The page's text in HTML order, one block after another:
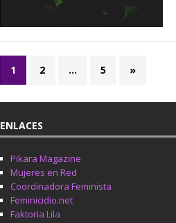
1 2 … 5 »
ENLACES
Pikara Magazine
Mujeres en Red
Coordinadora Feminista
Feminicidio.net
Faktoria Lila